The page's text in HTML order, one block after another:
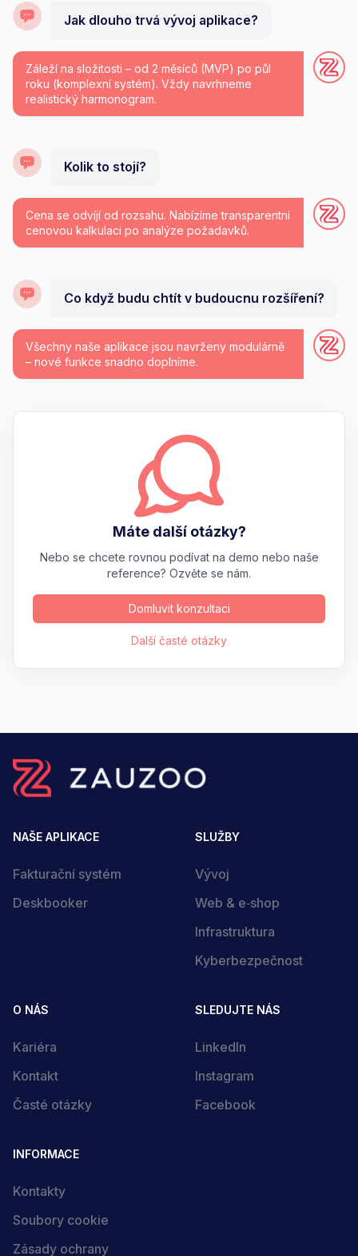
Jak dlouho trvá vývoj aplikace?
Záleží na složitosti – od 2 měsíců (MVP) po půl
roku (komplexní systém). Vždy navrhneme
realistický harmonogram.
Kolik to stojí?
Cena se odvíjí od rozsahu. Nabízíme transparentní
cenovou kalkulaci po analýze požadavků.
Co když budu chtít v budoucnu rozšíření?
Všechny naše aplikace jsou navrženy modulárně
– nové funkce snadno doplníme.
Máte další otázky?
Nebo se chcete rovnou podívat na demo nebo naše
reference? Ozvěte se nám.
Domluvit konzultaci
Další časté otázky
NAŠE APLIKACE
Fakturační systém
Deskbooker
SLUŽBY
Vývoj
Web & e‑shop
Infrastruktura
Kyberbezpečnost
O NÁS
Kariéra
Kontakt
Časté otázky
SLEDUJTE NÁS
LinkedIn
Instagram
Facebook
INFORMACE
Kontakty
Soubory cookie
Zásady ochrany
Kontaktujte nás
Rádi s vámi promluvíme, stačí nám napsat:
Kontaktní e-mail
Mám zájem o:
Zpráva